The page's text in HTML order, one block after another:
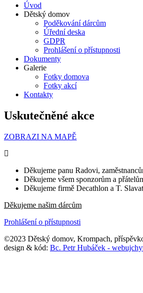
Úvod
Dětský domov
Poděkování dárcům
Úřední deska
GDPR
Prohlášení o přístupnosti
Dokumenty
Galerie
Fotky domova
Fotky akcí
Kontakty
Uskutečněné akce
ZOBRAZI NA MAPĚ
Děkujeme panu Radovi,
Děkujeme všem sponzorům a
Děkujeme firmě Decathlon a T.
Děkujeme našim dárcům
Prohlášení o přístupnosti
©2023 Dětský domov, Krompach,
design & kód: Bc. Petr Hubáček -